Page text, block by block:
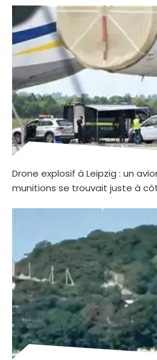
Drone explosif à Leipzig : un
munitions se trouvait juste à